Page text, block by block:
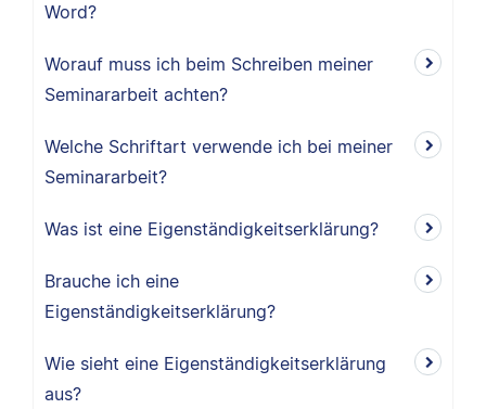
Word?
Worauf muss ich beim Schreiben meiner
Seminararbeit achten?
Welche Schriftart verwende ich bei meiner
Seminararbeit?
Was ist eine Eigenständigkeitserklärung?
Brauche ich eine
Eigenständigkeitserklärung?
Wie sieht eine Eigenständigkeitserklärung
aus?